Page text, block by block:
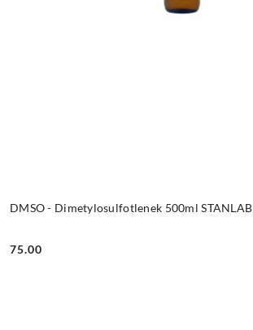
DMSO - Dimetylosulfotlenek 500ml STANLAB
Cena:
75.00